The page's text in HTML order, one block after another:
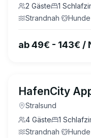
2 Gäste 1
Strandnah· Hunde
ab 49€ - 143€ /
HafenCity
Stralsund
4 Gäste 1
Strandnah· Hunde